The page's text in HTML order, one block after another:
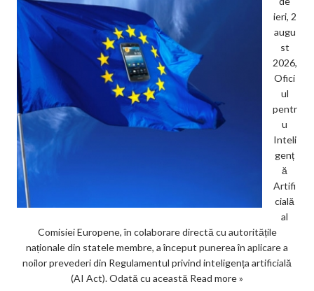
ieri, 2
augu
st
2026,
Ofici
ul
pentr
u
Inteli
genț
ă
Artifi
cială
al
Comisiei Europene, în colaborare directă cu autoritățile
naționale din statele membre, a început punerea în aplicare a
noilor prevederi din Regulamentul privind inteligența artificială
(AI Act). Odată cu această Read more »